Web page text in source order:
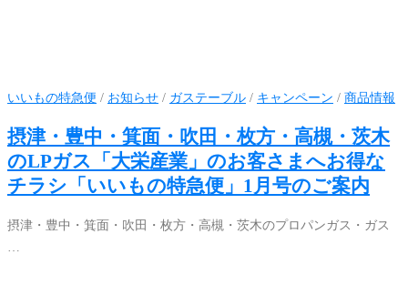
いいもの特急便 / お知らせ / ガステーブル / キャンペーン / 商品情報
摂津・豊中・箕面・吹田・枚方・高槻・茨木
のLPガス「大栄産業」のお客さまへお得な
チラシ「いいもの特急便」1月号のご案内
摂津・豊中・箕面・吹田・枚方・高槻・茨木のプロパンガス・ガス